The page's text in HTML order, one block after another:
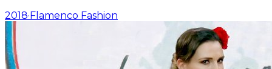
2018·Flamenco Fashion